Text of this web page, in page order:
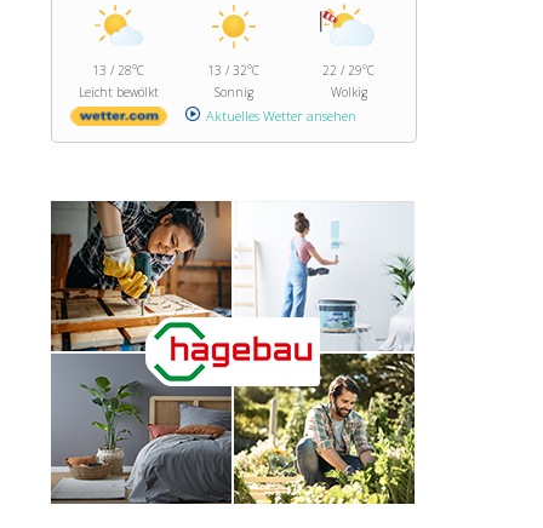
13 / 28°C
Leicht bewölkt
13 / 32°C
Sonnig
22 / 29°C
Wolkig
Aktuelles Wetter ansehen